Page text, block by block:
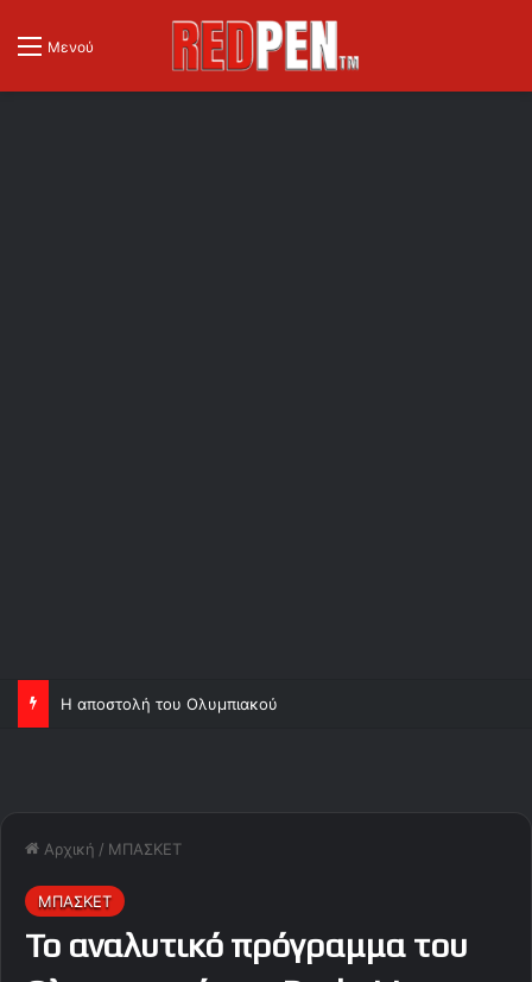
Μενού
Η αποστολή του Ολυμπιακού
Αρχική / ΜΠΑΣΚΕΤ
ΜΠΑΣΚΕΤ
Το αναλυτικό πρόγραμμα του